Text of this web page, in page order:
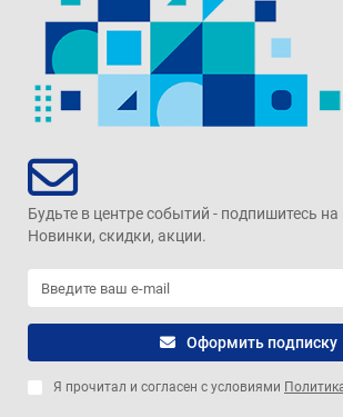
Будьте в центре событий - подпишитесь
Новинки, скидки, акции.
Оформить подписку
Я прочитал и согласен с условиями